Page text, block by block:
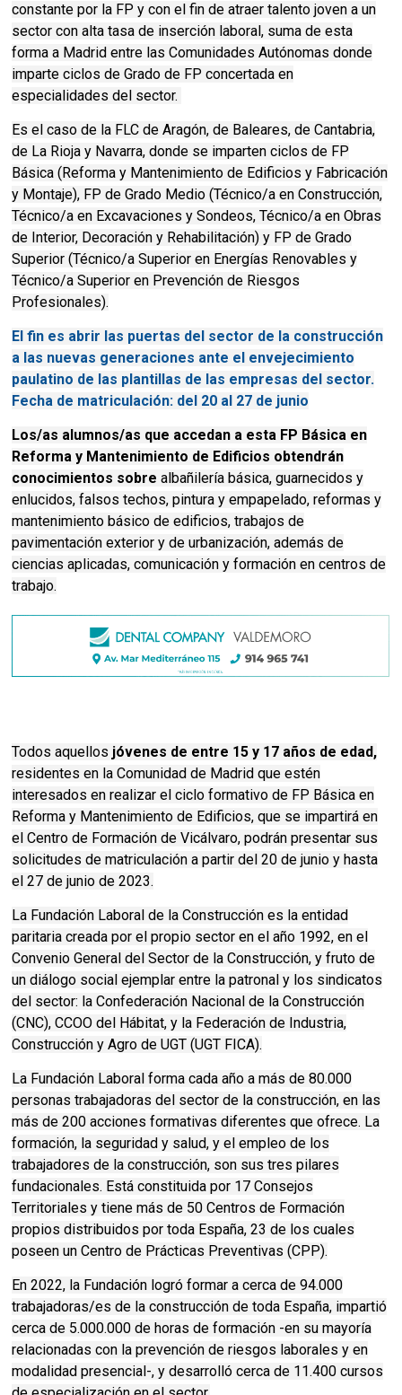
constante por la FP y con el fin de atraer talento joven a un
sector con alta tasa de inserción laboral, suma de esta
forma a Madrid entre las Comunidades Autónomas donde
imparte ciclos de Grado de FP concertada en
especialidades del sector.
Es el caso de la FLC de Aragón, de Baleares, de Cantabria,
de La Rioja y Navarra, donde se imparten ciclos de FP
Básica (Reforma y Mantenimiento de Edificios y Fabricación
y Montaje), FP de Grado Medio (Técnico/a en Construcción,
Técnico/a en Excavaciones y Sondeos, Técnico/a en Obras
de Interior, Decoración y Rehabilitación) y FP de Grado
Superior (Técnico/a Superior en Energías Renovables y
Técnico/a Superior en Prevención de Riesgos
Profesionales).
El fin es abrir las puertas del sector de la construcción
a las nuevas generaciones ante el envejecimiento
paulatino de las plantillas de las empresas del sector.
Fecha de matriculación: del 20 al 27 de junio
Los/as alumnos/as que accedan a esta FP Básica en
Reforma y Mantenimiento de Edificios obtendrán
conocimientos sobre albañilería básica, guarnecidos y
enlucidos, falsos techos, pintura y empapelado, reformas y
mantenimiento básico de edificios, trabajos de
pavimentación exterior y de urbanización, además de
ciencias aplicadas, comunicación y formación en centros de
trabajo.
Todos aquellos jóvenes de entre 15 y 17 años de edad,
residentes en la Comunidad de Madrid que estén
interesados en realizar el ciclo formativo de FP Básica en
Reforma y Mantenimiento de Edificios, que se impartirá en
el Centro de Formación de Vicálvaro, podrán presentar sus
solicitudes de matriculación a partir del 20 de junio y hasta
el 27 de junio de 2023.
La Fundación Laboral de la Construcción es la entidad
paritaria creada por el propio sector en el año 1992, en el
Convenio General del Sector de la Construcción, y fruto de
un diálogo social ejemplar entre la patronal y los sindicatos
del sector: la Confederación Nacional de la Construcción
(CNC), CCOO del Hábitat, y la Federación de Industria,
Construcción y Agro de UGT (UGT FICA).
La Fundación Laboral forma cada año a más de 80.000
personas trabajadoras del sector de la construcción, en las
más de 200 acciones formativas diferentes que ofrece. La
formación, la seguridad y salud, y el empleo de los
trabajadores de la construcción, son sus tres pilares
fundacionales. Está constituida por 17 Consejos
Territoriales y tiene más de 50 Centros de Formación
propios distribuidos por toda España, 23 de los cuales
poseen un Centro de Prácticas Preventivas (CPP).
En 2022, la Fundación logró formar a cerca de 94.000
trabajadoras/es de la construcción de toda España, impartió
cerca de 5.000.000 de horas de formación -en su mayoría
relacionadas con la prevención de riesgos laborales y en
modalidad presencial-, y desarrolló cerca de 11.400 cursos